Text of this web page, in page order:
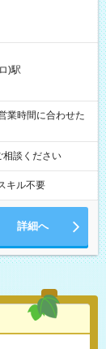
)駅
談ください
キル不要
詳細へ